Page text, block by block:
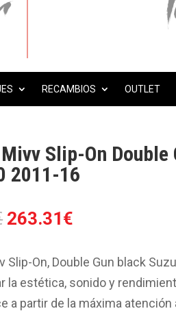
RECAMBIOS OUTLET
Slip-On Double
2011-16
El
original
era:
366.63€.
263.31€
actual
es:
263.31€.
Slip-On, Double Gun black
la estética, sonido y
a partir de la máxima